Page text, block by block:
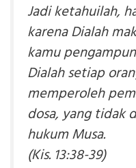
Jadi ketahuilah,
karena Dialah
kamu
Dialah setiap
memperoleh
dosa, yang tidak
hukum Musa.
(Kis. 13:38-39)